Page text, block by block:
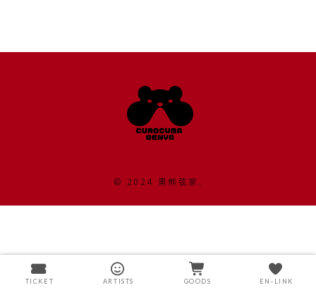
© 2024 黒熊弦家.
TICKET ARTISTS GOODS EN-LINK